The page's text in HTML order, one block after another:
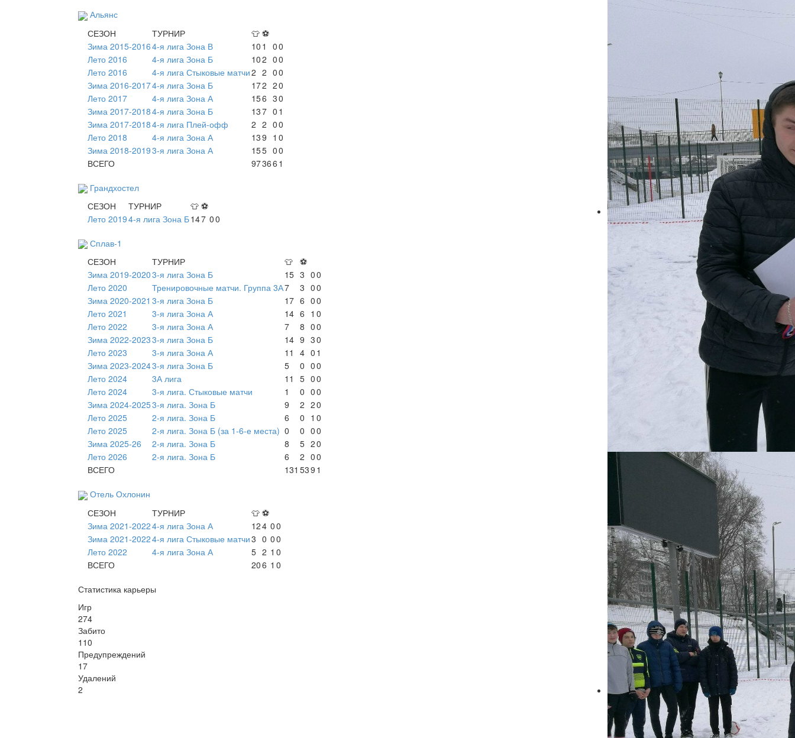
Альянс
СЕЗОН
ТУРНИР 👕 ⚽
Зима 2015-20164-я лига Зона В 10 1 00
Лето 2016
4-я лига Зона Б 102 00
Лето 2016
4-я лига Стыковые матчи2 2 00
Зима 2016-20174-я лига Зона Б 172 20
Лето 2017
4-я лига Зона А 156 30
Зима 2017-20184-я лига Зона Б 137 0 1
Зима 2017-20184-я лига Плей-офф 2 2 00
Лето 2018
4-я лига Зона А 139 1 0
Зима 2018-20193-я лига Зона А 155 00
ВСЕГО
97366 1
Грандхостел
СЕЗОН
ТУРНИР 👕 ⚽
Лето 20194-я лига Зона Б147 00
Сплав-1
СЕЗОН
ТУРНИР 👕 ⚽
Зима 2019-20203-я лига Зона Б 15 3 00
Лето 2020
Тренировочные матчи. Группа 3А7 3 00
Зима 2020-2021 3-я лига Зона Б 17 6 00
Лето 2021
3-я лига Зона А 14 6 1 0
Лето 2022
3-я лига Зона А 7 8 00
Зима 2022-20233-я лига Зона Б 14 9 30
Лето 2023
3-я лига Зона А 11 4 0 1
Зима 2023-20243-я лига Зона Б 5 0 00
Лето 2024
3А лига 11 5 00
Лето 2024
3-я лига. Стыковые матчи 1 0 00
Зима 2024-20253-я лига. Зона Б 9 2 20
Лето 2025
2-я лига. Зона Б 6 0 1 0
Лето 2025
2-я лига. Зона Б (за 1-6-е места) 0 0 00
Зима 2025-26
2-я лига. Зона Б 8 5 20
Лето 2026
2-я лига. Зона Б 6 2 00
ВСЕГО
131 539 1
Отель Охлонин
СЕЗОН
ТУРНИР 👕 ⚽
Зима 2021-20224-я лига Зона А 124 00
Зима 2021-20224-я лига Стыковые матчи3 0 00
Лето 2022
4-я лига Зона А 5 2 1 0
ВСЕГО
206 1 0
Статистика карьеры
Игр
274
Забито
110
Предупреждений
17
Удалений
2